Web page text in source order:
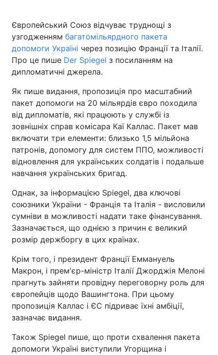
Європейський Союз відчуває труднощі з
узгодженням багатомільярдного пакета
допомоги Україні через позицію Франції та Італії.
Про це пише Der Spiegel з посиланням на
дипломатичні джерела.
Як пише видання, пропозиція про масштабний
пакет допомоги на 20 мільярдів євро походила
від дипломатів, які працюють у службі із
зовнішніх справ комісара Каї Каллас. Пакет мав
включати три елементи: близько 1,5 мільйона
патронів, допомогу для систем ППО, можливості
відновлення для українських солдатів і подальше
навчання українських бригад.
Однак, за інформацією Spiegel, два ключові
союзники України - Франція та Італія - висловили
сумніви в можливості надати таке фінансування.
Зазначається, що однією з причин є великий
розмір держборгу в цих країнах.
Крім того, і президент Франції Еммануель
Макрон, і прем'єр-міністр Італії Джорджія Мелоні
прагнуть зайняти провідну переговорну роль для
європейців щодо Вашингтона. При цьому
пропозиція Каллас і ЄС підриває їхні амбіції,
зазначає видання.
Також Spiegel пише, що проти схвалення пакета
допомоги Україні виступили Угорщина і